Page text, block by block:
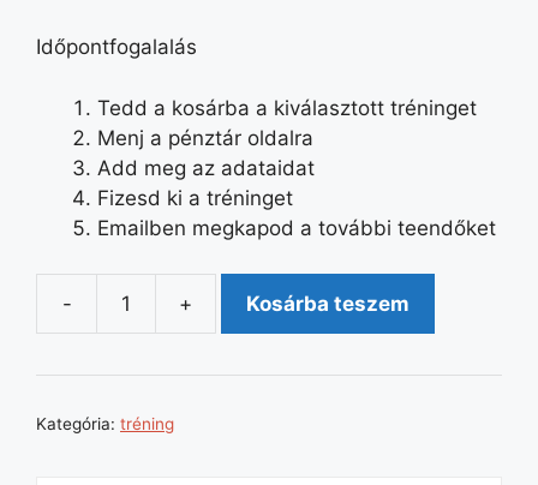
Időpontfogalalás
Tedd a kosárba a kiválasztott tréninget
Menj a pénztár oldalra
Add meg az adataidat
Fizesd ki a tréninget
Emailben megkapod a további teendőket
-
Intenzív
napos
+ Kosárba teszem
Kategória: tréning